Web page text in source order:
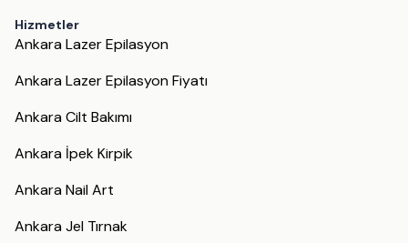
Hizmetler
Ankara Lazer Epilasyon
Ankara Lazer Epilasyon Fiyatı
Ankara Cilt Bakımı
Ankara İpek Kirpik
Ankara Nail Art
Ankara Jel Tırnak